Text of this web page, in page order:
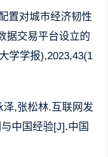
置对城市经济韧性
交易平台设立的
学学报),2023,43(1
,张松林.互联网发
中国经验[J].中国